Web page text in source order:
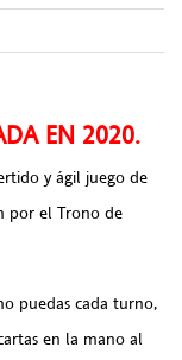
EN 2020.
y ágil juego de
por el Trono de
puedas cada turno,
en la mano al